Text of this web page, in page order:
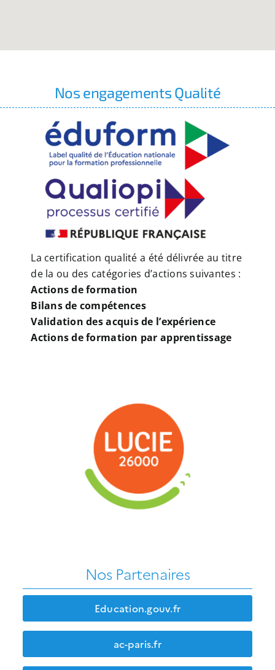
Nos engagements Qualité
La certification qualité a été délivrée au titre
de la ou des catégories d’actions suivantes :
Actions de formation
Bilans de compétences
Validation des acquis de l’expérience
Actions de formation par apprentissage
Nos Partenaires
Education.gouv.fr
ac-paris.fr